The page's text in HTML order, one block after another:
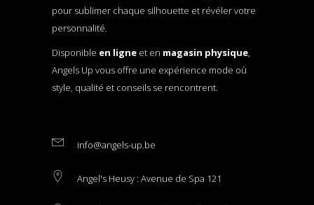
pour sublimer chaque silhouette et révéler votre
personnalité.
Disponible en ligne et en magasin physique,
Angels Up vous offre une expérience mode où
style, qualité et conseils se rencontrent.
info@angels-up.be
Angel's Heusy : Avenue de Spa 121